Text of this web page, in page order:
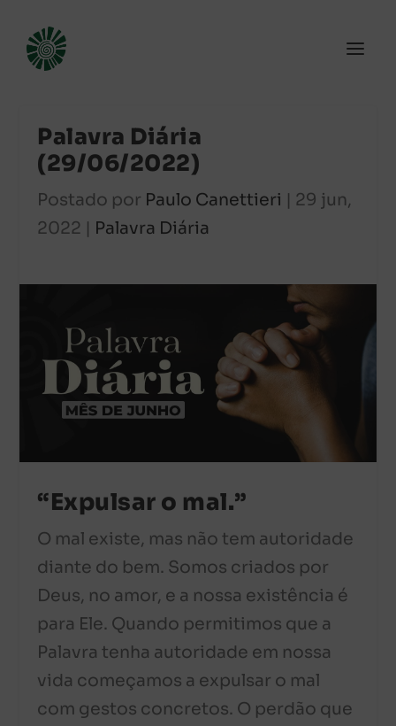
Palavra Diária
(29/06/2022)
Postado por Paulo Canettieri | 29 jun,
2022 | Palavra Diária
“Expulsar o mal.”
O mal existe, mas não tem autoridade
diante do bem. Somos criados por
Deus, no amor, e a nossa existência é
para Ele. Quando permitimos que a
Palavra tenha autoridade em nossa
vida começamos a expulsar o mal
com gestos concretos. O perdão que